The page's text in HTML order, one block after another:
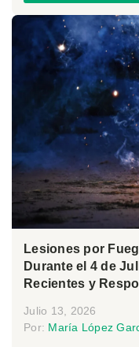
Lesiones por
Durante el 4 de
Recientes y
Julio 13, 2026
Por: María López